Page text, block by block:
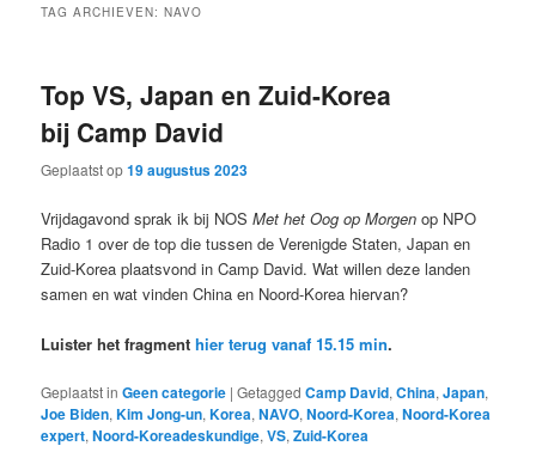
TAG ARCHIEVEN:NAVO
Top VS, Japan en Zuid-Korea
bij Camp David
Geplaatst op19 augustus 2023
Vrijdagavond sprak ik bij NOSMet het Oog op Morgen op NPO
Radio 1 over de top die tussen de Verenigde Staten, Japan en
Zuid-Korea plaatsvond in Camp David. Wat willen deze landen
samen en wat vinden China en Noord-Korea hiervan?
Luister het fragmenthier terug vanaf 15.15 min.
Geplaatst in Geen categorie |Getagged Camp David,China,Japan,
Joe Biden,Kim Jong-un,Korea,NAVO,Noord-Korea,Noord-Korea
expert,Noord-Koreadeskundige,VS,Zuid-Korea